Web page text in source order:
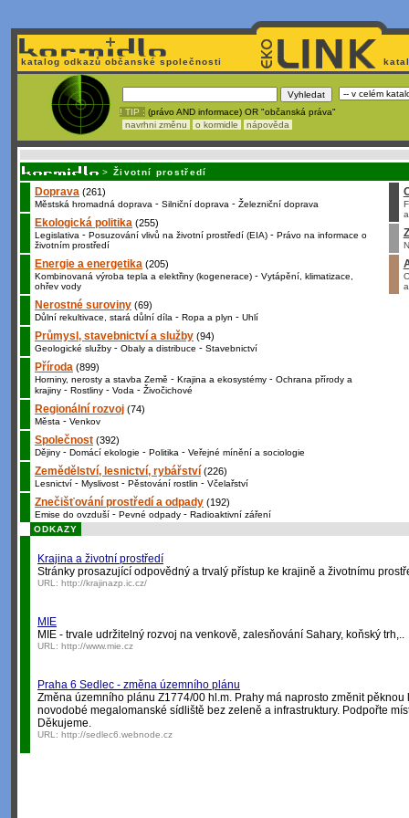
katalog odkazů občanské společnosti
! TIP : (právo AND informace) OR "občanská práva"
navrhni změnu
o kormidle nápověda
> Životní prostředí
Doprava (261)
Městská hromadná doprava - Silniční doprava - Železniční doprava
Ekologická politika (255)
Legislativa - Posuzování vlivů na životní prostředí (EIA) - Právo na informace o
životním prostředí
Energie a energetika (205)
Kombinovaná výroba tepla a elektřiny (kogenerace) - Vytápění, klimatizace,
ohřev vody
Nerostné suroviny (69)
Důlní rekultivace, stará důlní díla - Ropa a plyn - Uhlí
Průmysl, stavebnictví a služby (94)
Geologické služby - Obaly a distribuce - Stavebnictví
Příroda (899)
Horniny, nerosty a stavba Země - Krajina a ekosystémy - Ochrana přírody a
krajiny - Rostliny - Voda - Živočichové
Regionální rozvoj (74)
Města - Venkov
Společnost (392)
Dějiny - Domácí ekologie - Politika - Veřejné mínění a sociologie
Zemědělství, lesnictví, rybářství (226)
Lesnictví - Myslivost - Pěstování rostlin - Včelařství
Znečišťování prostředí a odpady (192)
Emise do ovzduší - Pevné odpady - Radioaktivní záření
ODKAZY
Krajina a životní prostředí
Stránky prosazující odpovědný a trvalý přístup ke krajině a životnímu
URL: http://krajinazp.ic.cz/
MIE
MIE - trvale udržitelný rozvoj na venkově, zalesňování Sahary, koňský trh,..
URL: http://www.mie.cz
Praha 6 Sedlec - změna územního plánu
Změna územního plánu Z1774/00 hl.m. Prahy má naprosto změnit
novodobé megalomanské sídliště bez zeleně a infrastruktury. Podpořte
Děkujeme.
URL: http://sedlec6.webnode.cz